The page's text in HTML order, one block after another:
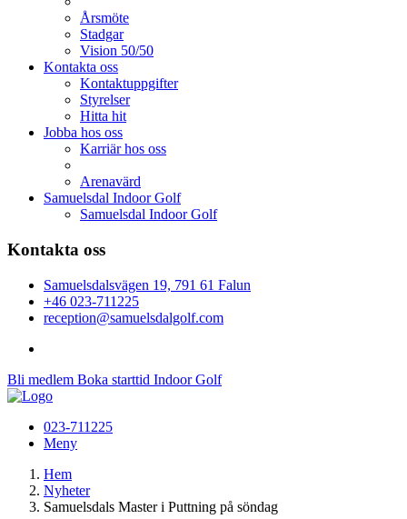
Årsmöte
Stadgar
Vision 50/50
Kontakta oss
Kontaktuppgifter
Styrelser
Hitta hit
Jobba hos oss
Karriär hos oss
Arenavärd
Samuelsdal Indoor Golf
Samuelsdal Indoor Golf
Kontakta oss
Samuelsdalsvägen 19, 791 61 Falun
+46 023-711225
reception@samuelsdalgolf.com
Bli medlem Boka starttid Indoor Golf
023-711225
Meny
Hem
Nyheter
Samuelsdals Master i Puttning på söndag